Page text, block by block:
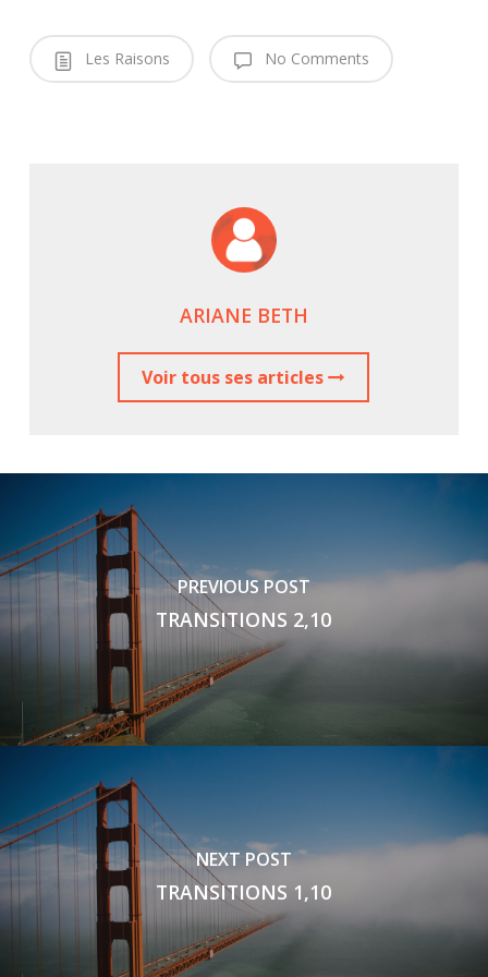
Les Raisons No Comments
ARIANE BETH
Voir tous ses articles
PREVIOUS POST
TRANSITIONS 2,10
NEXT POST
TRANSITIONS 1,10